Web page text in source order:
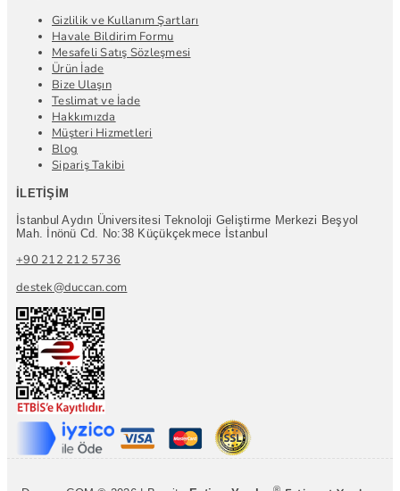
Gizlilik ve Kullanım Şartları
Havale Bildirim Formu
Mesafeli Satış Sözleşmesi
Ürün İade
Bize Ulaşın
Teslimat ve İade
Hakkımızda
Müşteri Hizmetleri
Blog
Sipariş Takibi
İLETIŞIM
İstanbul Aydın Üniversitesi Teknoloji Geliştirme Merkezi Beşyol
Mah. İnönü Cd. No:38 Küçükçekmece İstanbul
+90 212 212 5736
destek@duccan.com